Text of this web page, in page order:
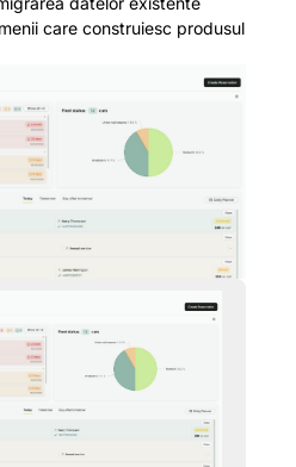
care construiesc produsul